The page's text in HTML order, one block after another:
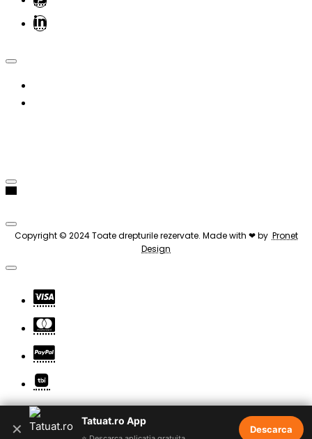
Copyright © 2024 Toate drepturile rezervate. Made with ❤ by Pronet
Design
✕
Tatuat.ro App
Descarca